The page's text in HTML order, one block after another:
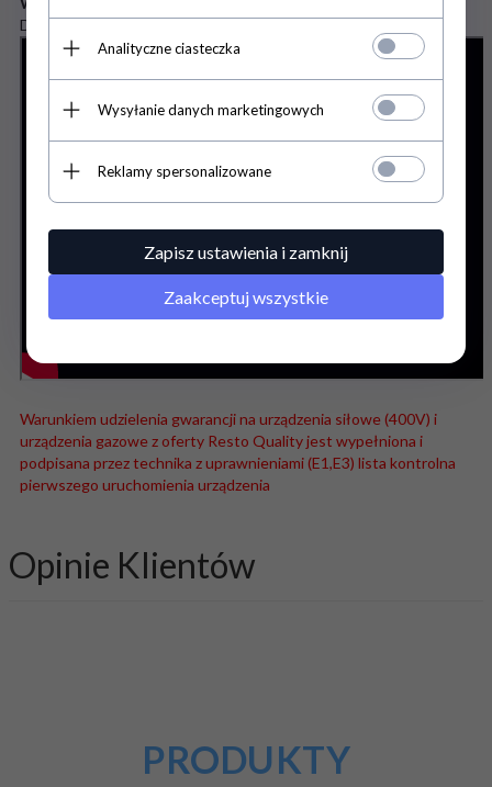
Dozownik płynu myjącego
Warunkiem udzielenia gwarancji na urządzenia siłowe (400V) i
urządzenia gazowe z oferty Resto Quality jest wypełniona i
podpisana przez technika z uprawnieniami (E1,E3) lista kontrolna
pierwszego uruchomienia urządzenia
Opinie Klientów
PRODUKTY
Analityczne ciasteczka
Wysyłanie danych marketingowych
Reklamy spersonalizowane
Zapisz ustawienia i zamknij
Zaakceptuj wszystkie